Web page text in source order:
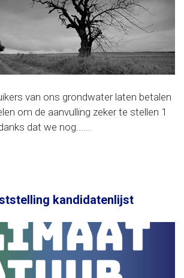
van ons grondwater laten betalen
om de aanvulling zeker te stellen 1
dat we nog......
kandidatenlijst